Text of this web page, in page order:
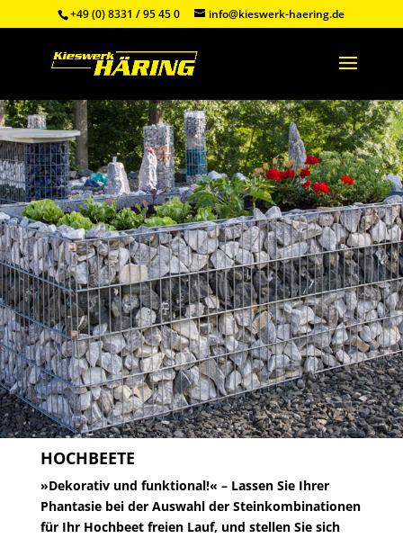
+49 (0) 8331 / 95 45 0 info@kieswerk-haering.de
HOCHBEETE
»Dekorativ und funktional!« – Lassen Sie Ihrer
Phantasie bei der Auswahl der Steinkombinationen
für Ihr Hochbeet freien Lauf, und stellen Sie sich